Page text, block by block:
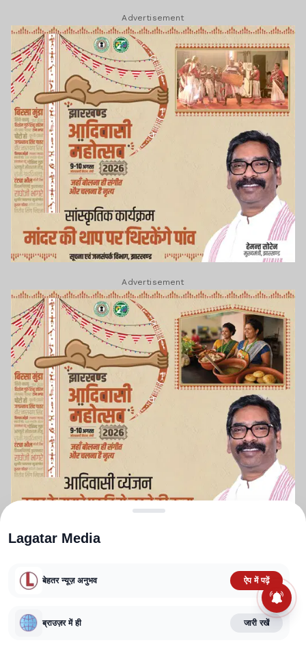
Advertisement
Advertisement
TERMS AND CONDITIONS
CORRECTIONS POLICY
FACT CHECKING POLICY
Lagatar Media
बेहतर न्यूज़ अनुभव ऐप में पढ़ें
ब्राउज़र में ही जारी रखें